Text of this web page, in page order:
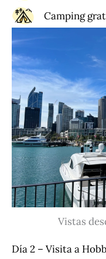
Camping
Vistas
Día 2 – Visita a